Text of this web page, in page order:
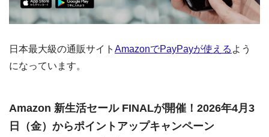
日本最大級の通販サイト AmazonでPayPayが使える よう
になっています。
Amazon 新生活セール FINALが開催！2026年4月3
日（金）からポイントアップキャンペーン